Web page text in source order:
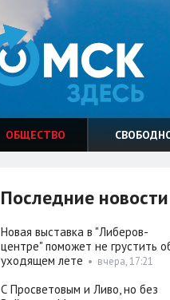
ОБЩЕСТВО
Последние новости
Новая выставка в "Либеров-
центре" поможет не грустить
уходящем лете • вчера, 17:21
С Просветовым и Ливо, но без